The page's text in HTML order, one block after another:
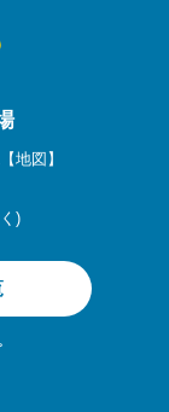
【地図】
)